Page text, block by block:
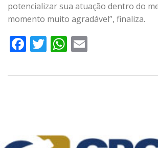
potencializar sua atuação dentro do
momento muito agradável”, finaliza.
Facebook
TwitterWhatsApp